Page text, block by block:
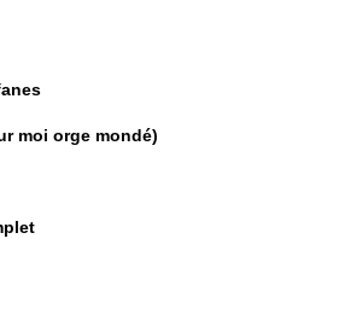
moi orge mondé)